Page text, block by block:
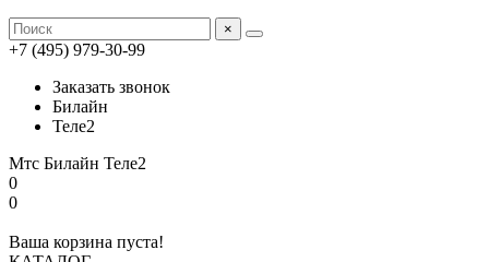
×
+7 (495) 979-30-99
Заказать звонок
Билайн
Теле2
Мтс Билайн Теле2
0
0
Ваша корзина пуста!